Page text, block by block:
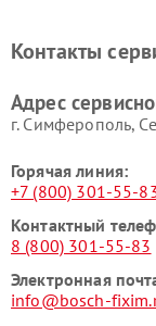
Ремонт
Контакты
Адрес
г. Симферополь,
Горячая линия:
+7 (800) 301-55-
Контактный
8 (800) 301-55-83
Электронная
info@bosch-